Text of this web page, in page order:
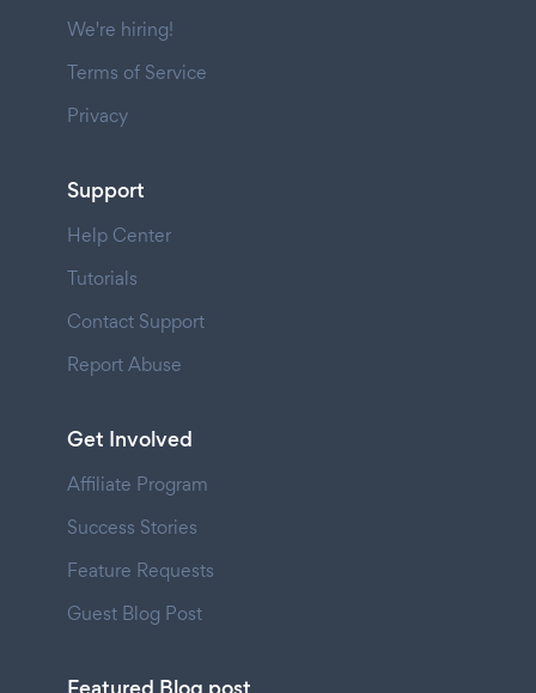
We're hiring!
Terms of Service
Privacy
Support
Help Center
Tutorials
Contact Support
Report Abuse
Get Involved
Affiliate Program
Success Stories
Feature Requests
Guest Blog Post